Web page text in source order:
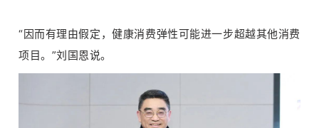
“因而有理由假定，健康消费弹性可能进一步超越其他消费
项目。”刘国恩说。